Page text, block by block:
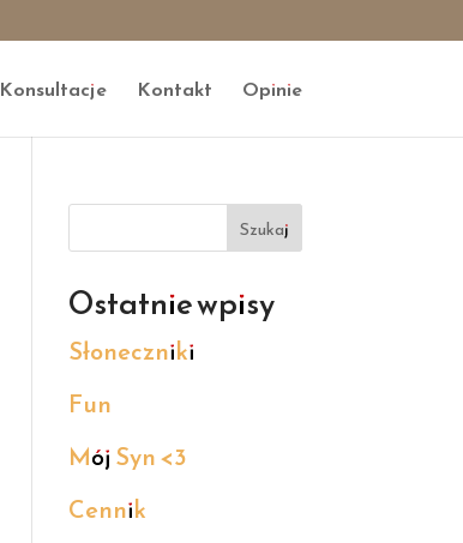
Konsultacje Kontakt Opinie
Szukaj
Ostatnie wpisy
Słoneczniki
Fun
Mój Syn <3
Cennik